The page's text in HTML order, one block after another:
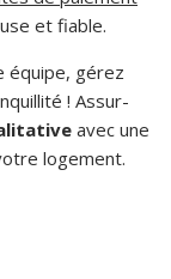
et fiable.
équipe, gérez
! Assur-
avec une
logement.